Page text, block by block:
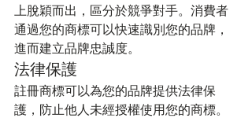
上脫穎而出，區分於競爭對手。消費者
通過您的商標可以快速識別您的品牌，
進而建立品牌忠誠度。
法律保護
註冊商標可以為您的品牌提供法律保
護，防止他人未經授權使用您的商標。